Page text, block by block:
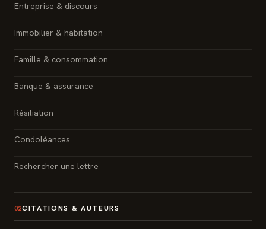
Entreprise & discours
Immobilier & habitation
Famille & consommation
Banque & assurance
Résiliation
Condoléances
Rechercher une lettre
02CITATIONS & AUTEURS